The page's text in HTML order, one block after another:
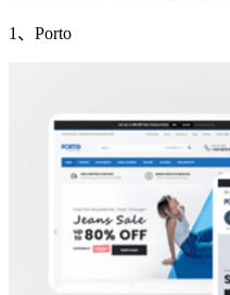
1、Porto